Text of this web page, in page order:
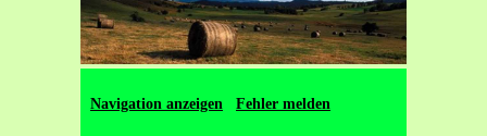
Navigation anzeigen Fehler melden